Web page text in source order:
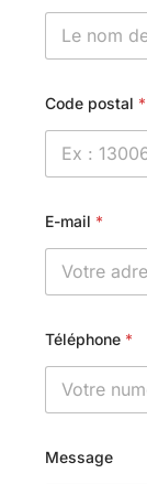
Code postal *
E-mail *
Téléphone *
Message